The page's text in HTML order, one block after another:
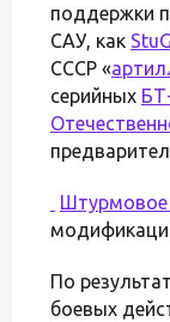
поддержки
САУ, как
СССР «
серийных
Штурмовое
По
боевых